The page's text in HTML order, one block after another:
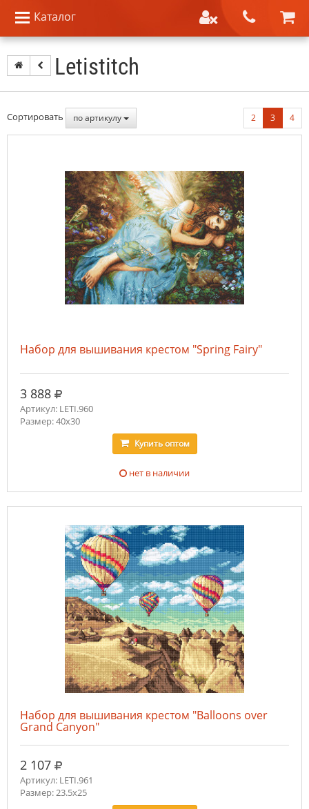
Каталог
Letistitch
Сортировать по артикулу 2 3 4
Набор для вышивания крестом "Spring Fairy"
3 888 руб.
Артикул: LETI.960
Размер: 40x30
Купитьоптом
нет в наличии
Набор для вышивания крестом "Balloons over
Grand Canyon"
2 107 руб.
Артикул: LETI.961
Размер: 23.5x25